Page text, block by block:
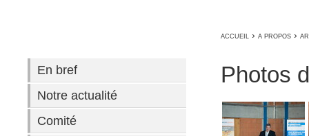
ACCUEIL › A PROPOS ›
En bref
Notre actualité
Comité
Photos